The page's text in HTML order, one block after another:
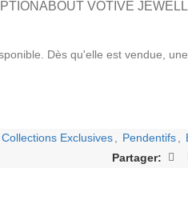
ABOUT VOTIVE
Dès qu'elle est vendue,
Collections Exclusives Pendentifs
Partager: